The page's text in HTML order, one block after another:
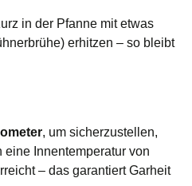
in der Pfanne mit etwas
erhitzen – so bleibt
, um sicherzustellen,
Innentemperatur von
– das garantiert Garheit